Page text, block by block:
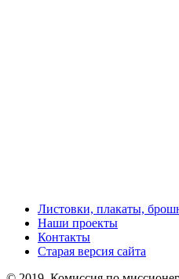
Листовки, плакаты,
Наши проекты
Контакты
Старая версия сайта